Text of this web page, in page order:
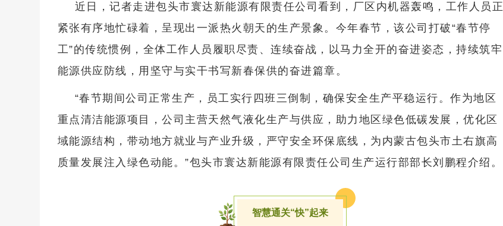
近日，记者走进包头市寰达新能源有限责任公司看到，厂区内机器轰鸣，工作人员正
紧张有序地忙碌着，呈现出一派热火朝天的生产景象。今年春节，该公司打破“春节停
工”的传统惯例，全体工作人员履职尽责、连续奋战，以马力全开的奋进姿态，持续筑牢
能源供应防线，用坚守与实干书写新春保供的奋进篇章。
“春节期间公司正常生产，员工实行四班三倒制，确保安全生产平稳运行。作为地区
重点清洁能源项目，公司主营天然气液化生产与供应，助力地区绿色低碳发展，优化区
域能源结构，带动地方就业与产业升级，严守安全环保底线，为内蒙古包头市土右旗高
质量发展注入绿色动能。”包头市寰达新能源有限责任公司生产运行部部长刘鹏程介绍。
智慧通关“快”起来